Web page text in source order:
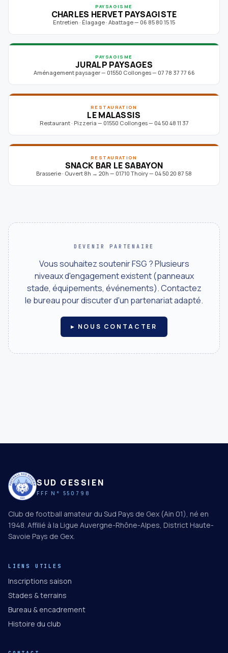
PAYSAGISME
CHARLES HERVET PAYSAGISTE
Entretien · Élagage · Abattage — 06 85 80 15 15
PAYSAGISME
JURALP PAYSAGES
Aménagement paysager — 01550 Collonges — 07 78 37 77 66
RESTAURATION
LE MALASSIS
Restaurant · Pizzeria — 01550 Collonges — 04 50 48 11 37
RESTAURATION
SNACK BAR LE SABAYON
Brasserie · Ouvert 8h → 20h — 01710 Thoiry — 04 50 20 87 58
DEVENIR PARTENAIRE
Vous souhaitez soutenir FSG ? Plusieurs
niveaux d'engagement existent (panneaux
stade, équipements, événements). Contactez
le bureau pour discuter d'un partenariat adapté.
▸ NOUS CONTACTER
SUD GESSIEN
FFF N° 550798
Club de football amateur du Sud Pays de Gex (Ain 01), né en
1948. Affilié à la Ligue Auvergne-Rhône-Alpes, District Haute-
Savoie Pays de Gex.
LIENS UTILES
Inscriptions saison
Stades & terrains
Bureau & encadrement
Histoire du club